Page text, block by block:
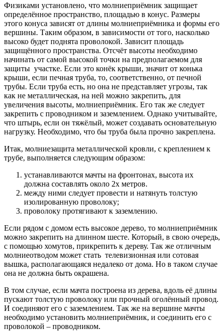
Физиками установлено, что молниеприёмник защищает
определённое пространство, площадью в конус. Размеры
этого конуса зависят от длины молниеприёмника и формы его
вершины. Таким образом, в зависимости от того, насколько
высоко будет поднята проволокой. Зависит площадь
защищённого пространства. Отсчёт высоты необходимо
начинать от самой высокой точки на предполагаемом для
защиты участке. Если это конёк крыши, значит от конька
крыши, если печная труба, то, соответственно, от печной
трубы. Если труба есть, но она не представляет угрозы, так
как не металлическая, на ней можно закрепить, для
увеличения высоты, молниеприёмник. Его так же следует
закрепить с проводником и заземлением. Однако учитывайте,
что штырь, если он тяжёлый, может создавать основательную
нагрузку. Необходимо, что бы труба была прочно закреплена.
Итак, молниезащита металлической кровли, с креплением к
трубе, выполняется следующим образом:
устанавливаются мачты на фронтонах, высота их
должна составлять около 2х метров.
между ними следует провести и натянуть толстую
изолированную проволоку;
проволоку протягивают к заземлению.
Если рядом с домом есть высокое дерево, то молниеприёмник
можно закрепить на длинном шесте. Который, в свою очередь,
с помощью хомутов, прикрепить к дереву. Так же отличным
молниеотводом может стать телевизионная или сотовая
вышка, располагающаяся недалеко от дома. Но в таком случае
она не должна быть окрашена.
В том случае, если мачта построена из дерева, вдоль её длины
пускают толстую проволоку или прочный оголённый провод.
И соединяют его с заземлением. Так же на вершине мачты
необходимо установить молниеприёмник, и соединить его с
проволокой – проводником.